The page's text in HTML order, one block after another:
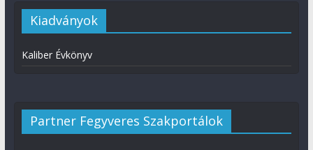
Kiadványok
Kaliber Évkönyv
Partner Fegyveres Szakportálok